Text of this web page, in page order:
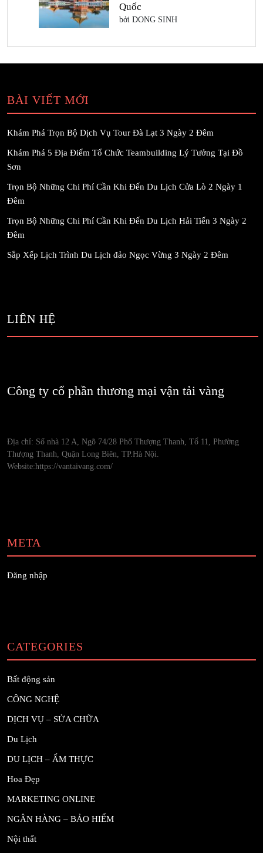
Quốc
bởi DONG SINH
BÀI VIẾT MỚI
Khám Phá Trọn Bộ Dịch Vụ Tour Đà Lạt 3 Ngày 2 Đêm
Khám Phá 5 Địa Điểm Tổ Chức Teambuilding Lý Tưởng Tại Đồ
Sơn
Trọn Bộ Những Chi Phí Cần Khi Đến Du Lịch Cửa Lò 2 Ngày 1
Đêm
Trọn Bộ Những Chi Phí Cần Khi Đến Du Lịch Hải Tiến 3 Ngày 2
Đêm
Sắp Xếp Lịch Trình Du Lịch đảo Ngọc Vừng 3 Ngày 2 Đêm
LIÊN HỆ
Công ty cổ phần thương mại vận tải vàng
Địa chỉ: Số nhà 12 A, Ngõ 74/28 Phố Thượng Thanh, Tổ 11, Phường
Thượng Thanh, Quận Long Biên, TP.Hà Nội.
Website:https://vantaivang.com/
META
Đăng nhập
CATEGORIES
Bất động sản
CÔNG NGHỆ
DỊCH VỤ – SỬA CHỮA
Du Lịch
DU LỊCH – ẨM THỰC
Hoa Đẹp
MARKETING ONLINE
NGÂN HÀNG – BẢO HIỂM
Nội thất